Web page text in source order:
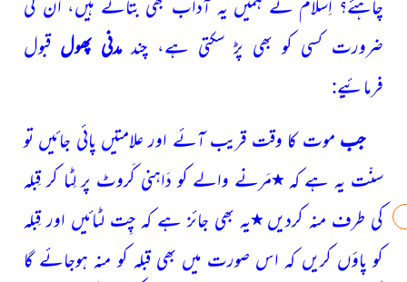
ضرورت کسی کو بھی پڑ سکتی ہے، چندمدنی پھول قبول
فرمائیے:
جب موت کا وقت قریب آئے اور علامتیں پائی جائیں تو
سنّت یہ ہے کہ٭مَرنے والے کو دَاہنی کَروٹ پر لِٹا کر قِبلہ
کی طرف منہ کردیں٭یہ بھی جائز ہے کہ چِت لٹائیں اور قِبلہ
کو پاؤں کریں کہ اس صورت میں بھی قبلہ کو منہ ہوجائے گا